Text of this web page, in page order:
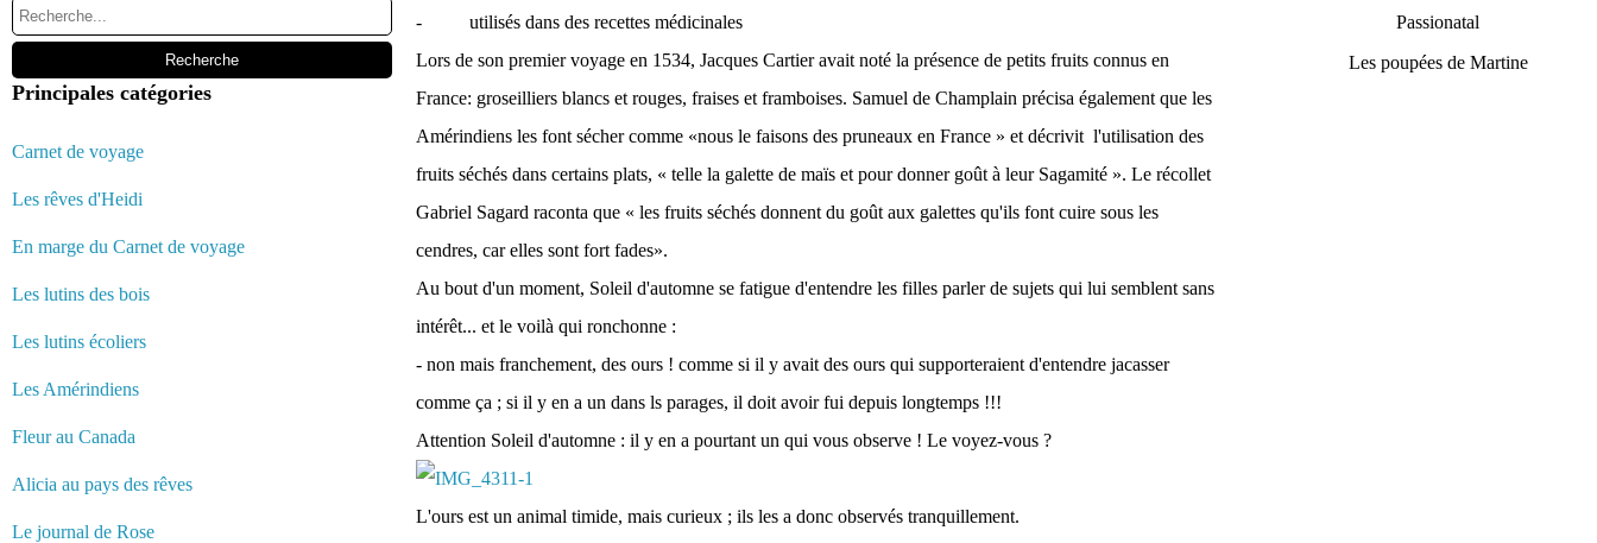
Principales catégories
Carnet de voyage
Les rêves d'Heidi
En marge du Carnet de voyage
Les lutins des bois
Les lutins écoliers
Les Amérindiens
Fleur au Canada
Alicia au pays des rêves
Le journal de Rose
- utilisés dans des recettes médicinales
Lors de son premier voyage en 1534, Jacques Cartier avait noté la présence de petits fruits connus en
France: groseilliers blancs et rouges, fraises et framboises. Samuel de Champlain précisa également que les
Amérindiens les font sécher comme «nous le faisons des pruneaux en France » et décrivit l'utilisation des
fruits séchés dans certains plats, « telle la galette de maïs et pour donner goût à leur Sagamité ». Le récollet
Gabriel Sagard raconta que « les fruits séchés donnent du goût aux galettes qu'ils font cuire sous les
cendres, car elles sont fort fades».
Au bout d'un moment, Soleil d'automne se fatigue d'entendre les filles parler de sujets qui lui semblent sans
intérêt... et le voilà qui ronchonne :
- non mais franchement, des ours ! comme si il y avait des ours qui supporteraient d'entendre jacasser
comme ça ; si il y en a un dans ls parages, il doit avoir fui depuis longtemps !!!
Attention Soleil d'automne : il y en a pourtant un qui vous observe ! Le voyez-vous ?
L'ours est un animal timide, mais curieux ; ils les a donc observés tranquillement.
Passionatal
Les poupées de Martine